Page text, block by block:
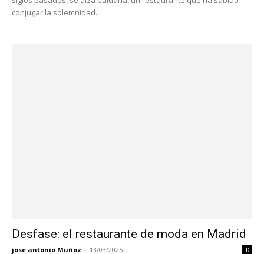
conjugar la solemnidad...
Desfase: el restaurante de moda en Madrid
jose antonio Muñoz - 13/03/2025 0